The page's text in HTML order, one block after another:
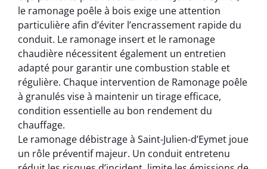
le ramonage poêle à bois exige une attention
particulière afin d’éviter l’encrassement rapide du
conduit. Le ramonage insert et le ramonage
chaudière nécessitent également un entretien
adapté pour garantir une combustion stable et
régulière. Chaque intervention de Ramonage poêle
à granulés vise à maintenir un tirage efficace,
condition essentielle au bon rendement du
chauffage.
Le ramonage débistrage à Saint-Julien-d’Eymet joue
un rôle préventif majeur. Un conduit entretenu